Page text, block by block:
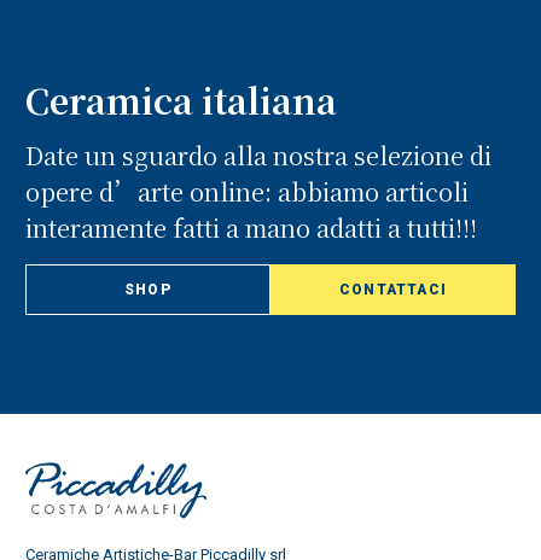
Ceramica italiana
Date un sguardo alla nostra selezione di
opere d’arte online: abbiamo articoli
interamente fatti a mano adatti a tutti!!!
SHOP CONTATTACI
Ceramiche Artistiche-Bar Piccadilly srl